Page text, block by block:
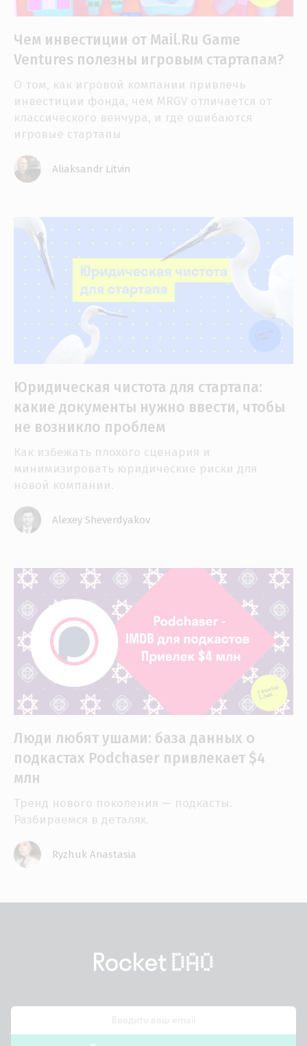
Чем инвестиции от Mail.Ru Game
Ventures полезны игровым стартапам?
О том, как игровой компании привлечь
инвестиции фонда, чем MRGV отличается от
классического венчура, и где ошибаются
игровые стартапы
Aliaksandr Litvin
Юридическая чистота для стартапа:
какие документы нужно ввести, чтобы
не возникло проблем
Как избежать плохого сценария и
минимизировать юридические риски для
новой компании.
Alexey Sheverdyakov
Люди любят ушами: база данных о
подкастах Podchaser привлекает $4
млн
Тренд нового поколения — подкасты.
Разбираемся в деталях.
Ryzhuk Anastasia